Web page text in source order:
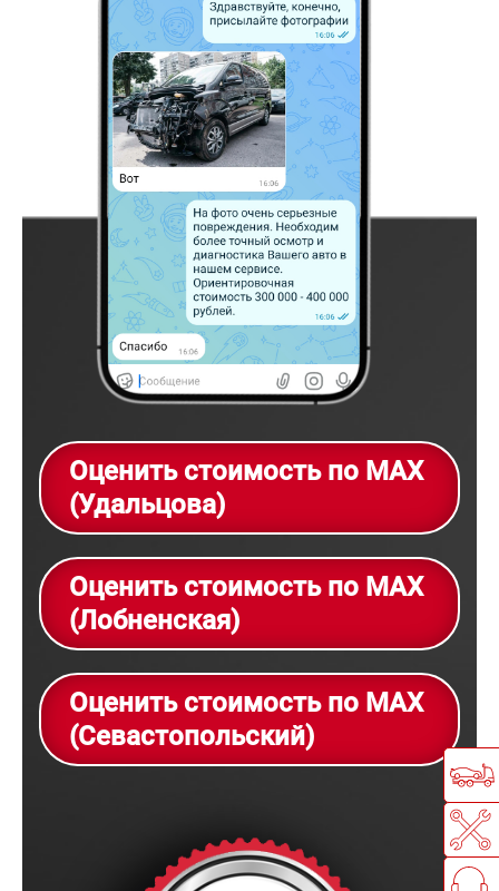
Оценить стоимость по MAX
(Удальцова)
Оценить стоимость по MAX
(Лобненская)
Оценить стоимость по MAX
(Севастопольский)